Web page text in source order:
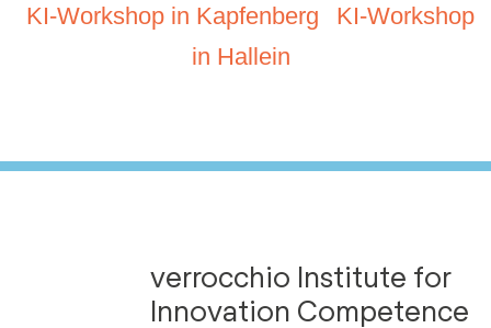
KI-Workshop in Kapfenberg
KI-Workshop
in Hallein
verrocchio Institute for
Innovation Competence